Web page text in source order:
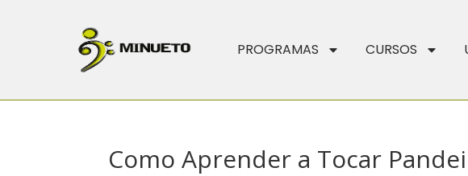
PROGRAMAS CURSOS
Como Aprender a Tocar